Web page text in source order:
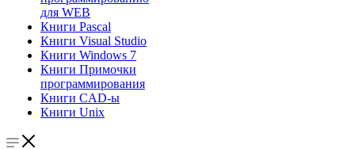
для WEB
Книги Pascal
Книги Visual Studio
Книги Windows 7
Книги Примочки
программирования
Книги CAD-ы
Книги Unix